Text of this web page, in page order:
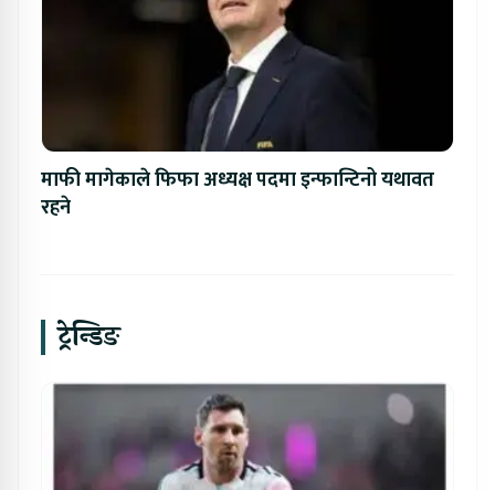
माफी मागेकाले फिफा अध्यक्ष पदमा इन्फान्टिनो यथावत
रहने
ट्रेन्डिङ